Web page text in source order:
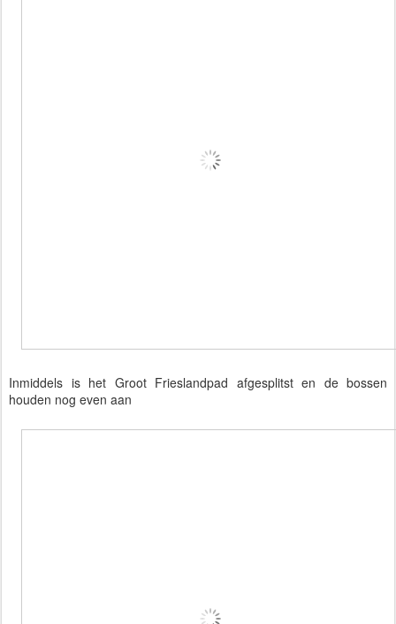
Inmiddels is het Groot Frieslandpad afgesplitst en de bossen
houden nog even aan